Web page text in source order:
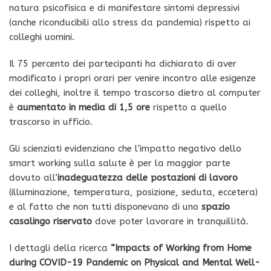
natura psicofisica e di manifestare sintomi depressivi
(anche riconducibili allo stress da pandemia) rispetto ai
colleghi uomini.
Il 75 percento dei partecipanti ha dichiarato di aver
modificato i propri orari per venire incontro alle esigenze
dei colleghi, inoltre il tempo trascorso dietro al computer
è aumentato in media di 1,5 ore rispetto a quello
trascorso in ufficio.
Gli scienziati evidenziano che l’impatto negativo dello
smart working sulla salute è per la maggior parte
dovuto all’inadeguatezza delle postazioni di lavoro
(illuminazione, temperatura, posizione, seduta, eccetera)
e al fatto che non tutti disponevano di uno spazio
casalingo riservato dove poter lavorare in tranquillità.
I dettagli della ricerca “Impacts of Working from Home
during COVID-19 Pandemic on Physical and Mental Well-